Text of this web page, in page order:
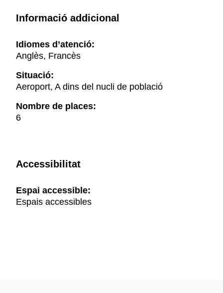
Informació addicional
Idiomes d’atenció:
Anglès, Francès
Situació:
Aeroport, A dins del nucli de població
Nombre de places:
6
Accessibilitat
Espai accessible:
Espais accessibles